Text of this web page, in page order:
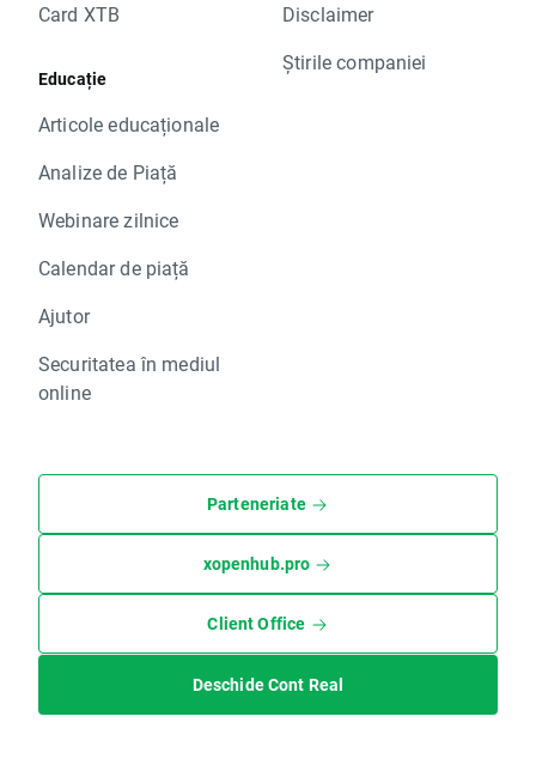
Card XTB
Educație
Articole educaționale
Analize de Piață
Webinare zilnice
Calendar de piață
Ajutor
Securitatea în mediul
online
Disclaimer
Știrile companiei
Parteneriate
xopenhub.pro
Client Office
Deschide Cont Real